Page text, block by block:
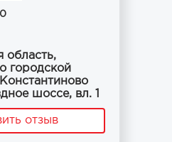
область,
городской
шоссе, вл. 1
отзыв